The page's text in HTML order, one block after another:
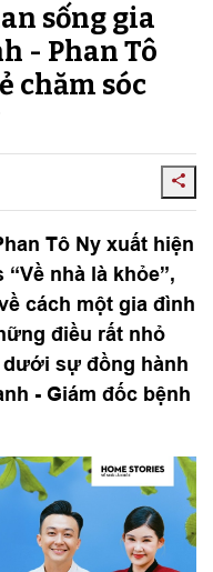
sống gia
- Phan Tô
chăm sóc
Tô Ny xuất hiện
nhà là khỏe”,
cách một gia đình
điều rất nhỏ
sự đồng hành
- Giám đốc bệnh